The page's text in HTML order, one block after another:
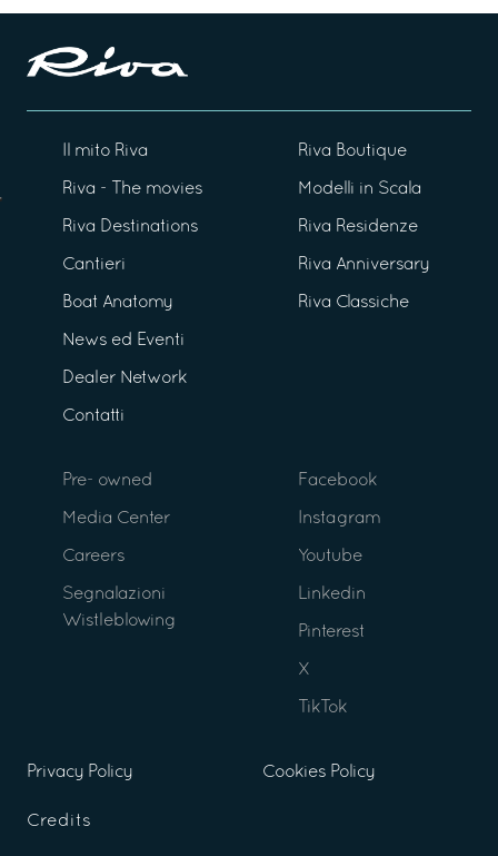
Il mito Riva
Riva - The movies
Riva Destinations
Cantieri
Boat Anatomy
News ed Eventi
Dealer Network
Contatti
Riva Boutique
Modelli in Scala
Riva Residenze
Riva Anniversary
Riva Classiche
Pre- owned
Media Center
Careers
Segnalazioni
Wistleblowing
Facebook
Instagram
Youtube
Linkedin
Pinterest
X
TikTok
Privacy Policy Cookies Policy
Credits